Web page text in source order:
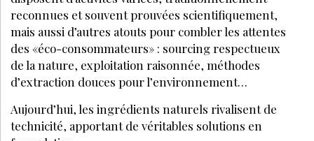
COSMÉTIQUES SEPTEMBRE 2022